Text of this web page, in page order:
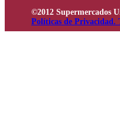
©2012 Supermercados
Políticas de Privacidad.